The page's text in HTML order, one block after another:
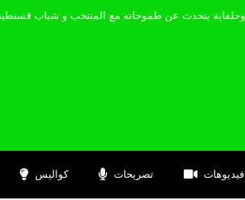
الحارس بوحلفاية يتحدث عن طموحاته مع المنتخب و
كواليس تصريحات فيديوهات